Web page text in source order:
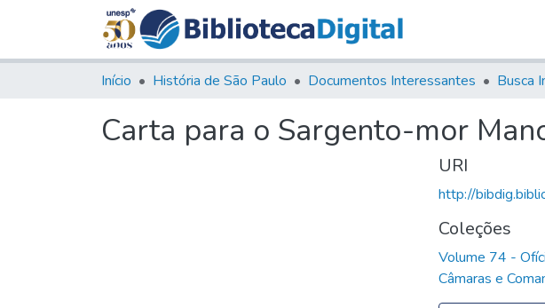
Início História de São Paulo Documentos Interessantes Busca
Carta para o Sargento-mor
URI
http://
Coleções
Volume 74 -
Câmaras e